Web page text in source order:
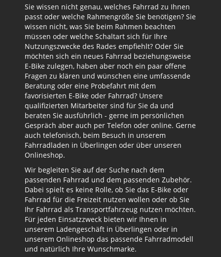
Sie wissen nicht genau, welches Fahrrad zu Ihnen
passt oder welche Rahmengröße Sie benötigen? Sie
wissen nicht, was Sie beim Rahmen beachten
müssen oder welche Schaltart sich für Ihre
Nutzungszwecke des Rades empfiehlt? Oder Sie
möchten sich ein neues Fahrrad beziehungsweise
E-Bike zulegen, haben aber noch ein paar offene
Fragen zu klären und wünschen eine umfassende
Beratung oder eine Probefahrt mit dem
favorisierten E-Bike oder Fahrrad? Unsere
qualifizierten Mitarbeiter sind für Sie da und
beraten Sie ausführlich - gerne im persönlichen
Gespräch aber auch per Telefon oder online. Gerne
auch telefonisch, beim Besuch in unserem
Fahrradladen in Überlingen oder über unseren
Onlineshop.
Wir begleiten Sie auf der Suche nach dem
passenden Fahrrad und dem passenden Zubehör.
Dabei spielt es keine Rolle, ob Sie das E-Bike oder
Fahrrad für die Freizeit nutzen wollen oder ob Sie
Ihr Fahrrad als Transportfahrzeug nutzen möchten.
Für jeden Einsatzzweck bieten wir Ihnen in
unserem Ladengeschäft in Überlingen oder in
unserem Onlineshop das passende Fahrradmodell
und natürlich Ihre Wunschmarke.